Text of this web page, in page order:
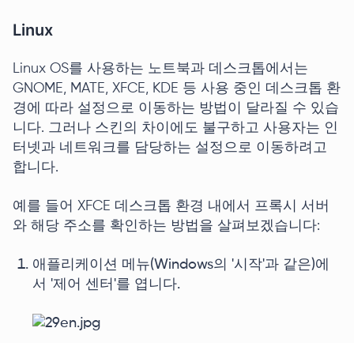
Linux
Linux OS를 사용하는 노트북과 데스크톱에서는
GNOME, MATE, XFCE, KDE 등 사용 중인 데스크톱 환
경에 따라 설정으로 이동하는 방법이 달라질 수 있습
니다. 그러나 스킨의 차이에도 불구하고 사용자는 인
터넷과 네트워크를 담당하는 설정으로 이동하려고
합니다.
예를 들어 XFCE 데스크톱 환경 내에서 프록시 서버
와 해당 주소를 확인하는 방법을 살펴보겠습니다:
애플리케이션 메뉴(Windows의 '시작'과 같은)에
서 '제어 센터'를 엽니다.